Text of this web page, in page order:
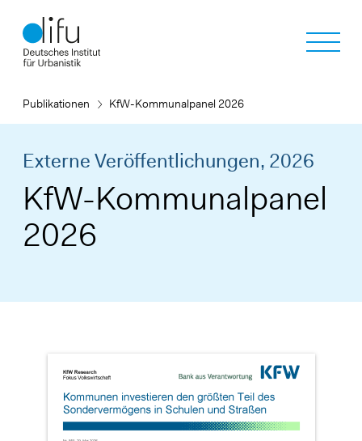
zum
Inhalt
Publikationen KfW-Kommunalpanel 2026
Externe Veröffentlichungen, 2026
KfW-Kommunalpanel
2026